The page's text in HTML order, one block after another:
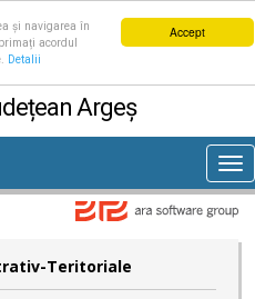
Accept
și navigarea în
acordul
Detalii
Argeș
Teritoriale